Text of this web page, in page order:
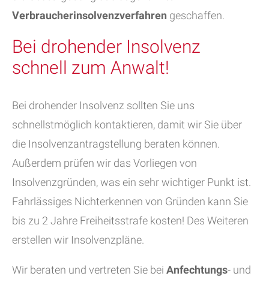
Verbraucherinsolvenzverfahren geschaffen.
Bei drohender Insolvenz
schnell zum Anwalt!
Bei drohender Insolvenz sollten Sie uns
schnellstmöglich kontaktieren, damit wir Sie über
die Insolvenzantragstellung beraten können.
Außerdem prüfen wir das Vorliegen von
Insolvenzgründen, was ein sehr wichtiger Punkt ist.
Fahrlässiges Nichterkennen von Gründen kann Sie
bis zu 2 Jahre Freiheitsstrafe kosten! Des Weiteren
erstellen wir Insolvenzpläne.
Wir beraten und vertreten Sie bei Anfechtungs- und